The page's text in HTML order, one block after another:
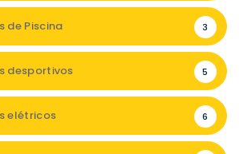
de Piscina 3
desportivos 5
elétricos 6